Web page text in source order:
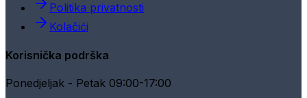
Politika privatnosti
Kolačići
Korisnička podrška
Ponedjeljak - Petak 09:00-17:00